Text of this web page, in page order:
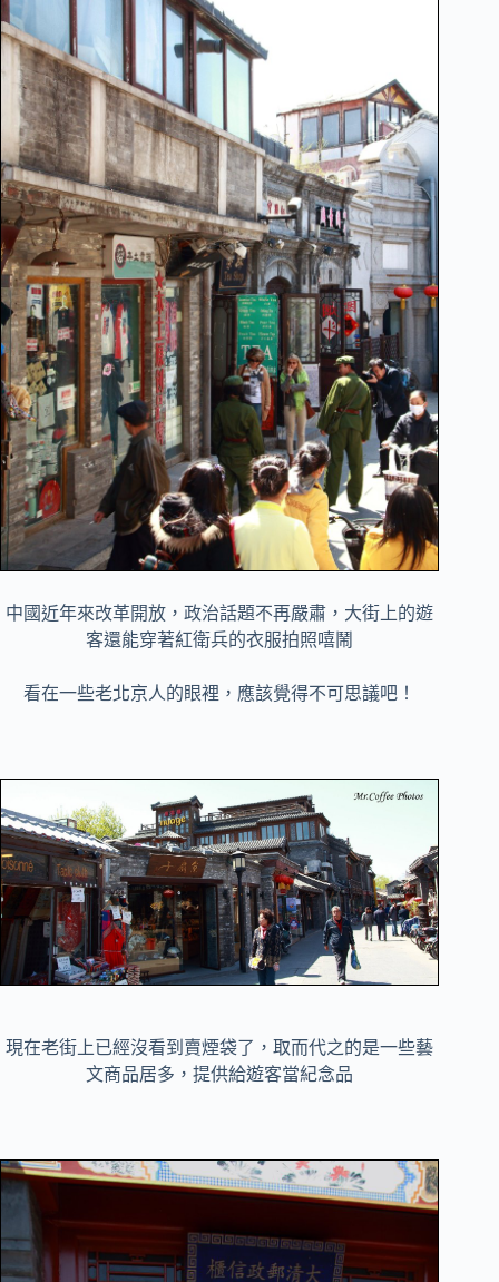
中國近年來改革開放，政治話題不再嚴肅，大街上的遊
客還能穿著紅衛兵的衣服拍照嘻鬧
看在一些老北京人的眼裡，應該覺得不可思議吧！
現在老街上已經沒看到賣煙袋了，取而代之的是一些藝
文商品居多，提供給遊客當紀念品